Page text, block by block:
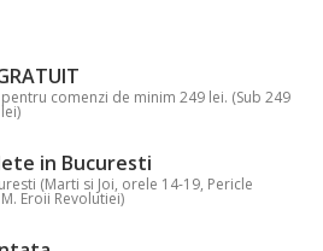
pentru comenzi de minim 249 lei. (Sub 249
in Bucuresti
(Marti si Joi, orele 14-19, Pericle
Eroii Revolutiei)